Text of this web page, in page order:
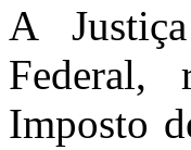
A
Federal,
Imposto